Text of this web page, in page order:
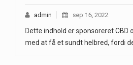
admin sep 16, 2022
Dette indhold er sponsoreret CBD
med at få et sundt helbred, fordi